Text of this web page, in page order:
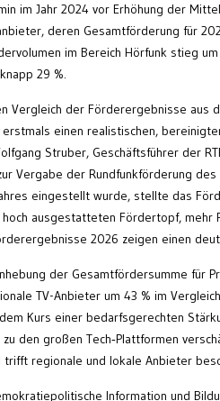
im Jahr 2024 vor Erhöhung der
deren Gesamtförderung für
im Bereich Hörfunk stieg
29 %.
Vergleich der Förderergebnisse aus
einen realistischen,
Struber, Geschäftsführer der
Vergabe der Rundfunkförderung
eingestellt wurde, stellte das
ausgestatteten Fördertopf, mehr
2026 zeigen einen
der Gesamtfördersumme für
TV-Anbieter um 43 % im
Kurs einer bedarfsgerechten
den großen Tech‑Plattformen
trifft regionale und lokale Anbieter
Information und